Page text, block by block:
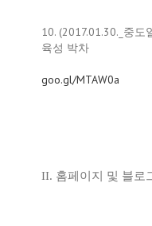
10. (2017.01.30._중
육성 박차
goo.gl/MTAW0a
II. 홈페이지 및 블로